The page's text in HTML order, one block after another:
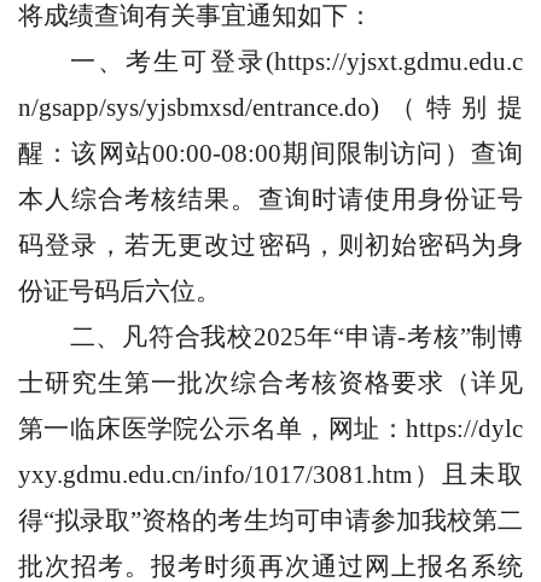
将成绩查询有关事宜通知如下：
一、考生可登录(https://yjsxt.gdmu.edu.c
n/gsapp/sys/yjsbmxsd/entrance.do)（特别提
醒：该网站00:00-08:00期间限制访问）查询
本人综合考核结果。查询时请使用身份证号
码登录，若无更改过密码，则初始密码为身
份证号码后六位。
二、
凡符合我校2025年“申请-考核”制博
士研究生第一批次综合考核资格要求 （详见
第一临床医学院公示名单，网址：https://dylc
yxy.gdmu.edu.cn/info/1017/3081.htm ）
且未取
得“拟录取”资格的考生均可申请参加我校第二
批次招考。报考时须再次通过网上报名系统